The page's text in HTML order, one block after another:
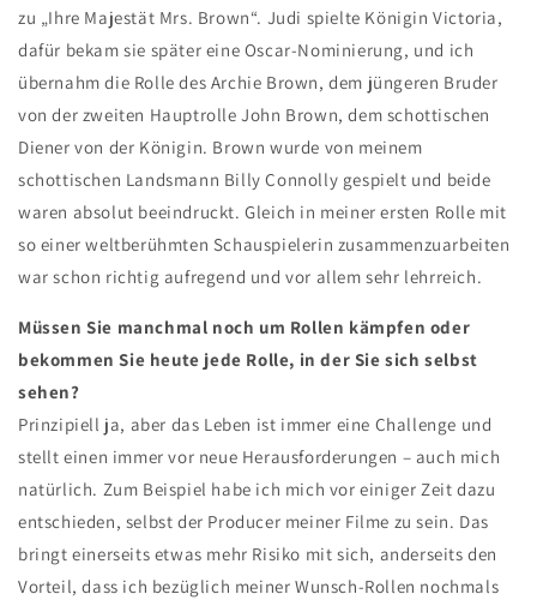
zu „Ihre Majestät Mrs. Brown“. Judi spielte Königin Victoria,
dafür bekam sie später eine Oscar-Nominierung, und ich
übernahm die Rolle des Archie Brown, dem jüngeren Bruder
von der zweiten Hauptrolle John Brown, dem schottischen
Diener von der Königin. Brown wurde von meinem
schottischen Landsmann Billy Connolly gespielt und beide
waren absolut beeindruckt. Gleich in meiner ersten Rolle mit
so einer weltberühmten Schauspielerin zusammenzuarbeiten
war schon richtig aufregend und vor allem sehr lehrreich.
Müssen Sie manchmal noch um Rollen kämpfen oder
bekommen Sie heute jede Rolle, in der Sie sich selbst
sehen?
Prinzipiell ja, aber das Leben ist immer eine Challenge und
stellt einen immer vor neue Herausforderungen – auch mich
natürlich. Zum Beispiel habe ich mich vor einiger Zeit dazu
entschieden, selbst der Producer meiner Filme zu sein. Das
bringt einerseits etwas mehr Risiko mit sich, anderseits den
Vorteil, dass ich bezüglich meiner Wunsch-Rollen nochmals